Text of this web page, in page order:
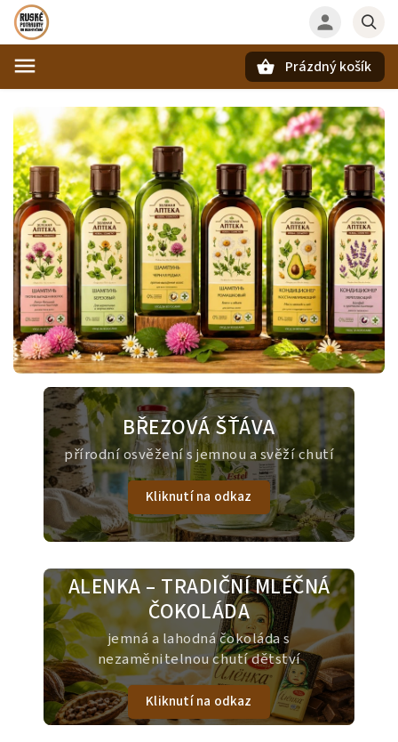
Prázdný košík
Kliknutí na odkaz
BŘEZOVÁ ŠŤÁVA
přírodní osvěžení s jemnou a svěží chutí
Kliknutí na odkaz
ALENKA – TRADIČNÍ MLÉČNÁ
ČOKOLÁDA
jemná a lahodná čokoláda s
nezaměnitelnou chutí dětství
Kliknutí na odkaz